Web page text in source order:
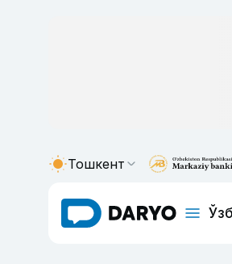
Тошкент